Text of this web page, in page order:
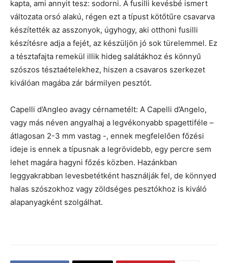
kapta, ami annyit tesz: sodorni. A fusilli kevésbé ismert
változata orsó alakú, régen ezt a típust kötőtűre csavarva
készítették az asszonyok, úgyhogy, aki otthoni fusilli
készítésre adja a fejét, az készüljön jó sok türelemmel. Ez
a tésztafajta remekül illik hideg salátákhoz és könnyű
szószos tésztaételekhez, hiszen a csavaros szerkezet
kiválóan magába zár bármilyen pesztót.
Capelli d’Angleo avagy cérnametélt: A Capelli d’Angelo,
vagy más néven angyalhaj a legvékonyabb spagettiféle –
átlagosan 2-3 mm vastag -, ennek megfelelően főzési
ideje is ennek a típusnak a legrövidebb, egy percre sem
lehet magára hagyni főzés közben. Hazánkban
leggyakrabban levesbetétként használják fel, de könnyed
halas szószokhoz vagy zöldséges pesztókhoz is kiváló
alapanyagként szolgálhat.